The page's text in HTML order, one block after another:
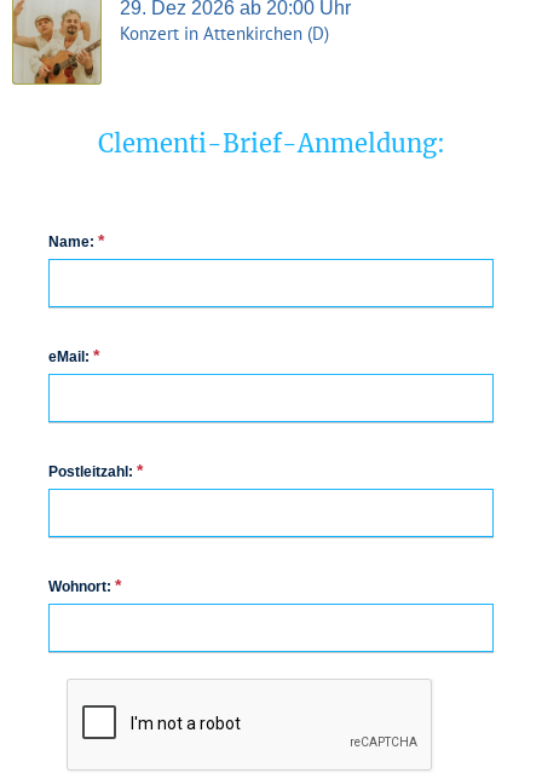
29. Dez 2026 ab 20:00 Uhr
Konzert in Attenkirchen (D)
Clementi-Brief-Anmeldung:
Name: *
eMail: *
Postleitzahl: *
Wohnort: *